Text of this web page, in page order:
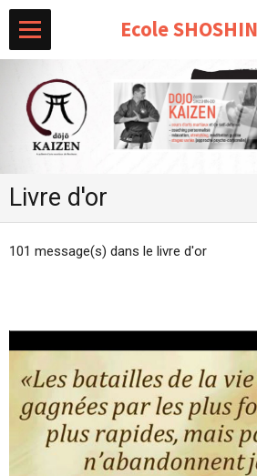
Ecole
Livre d'or
101 message(s) dans le livre d'or